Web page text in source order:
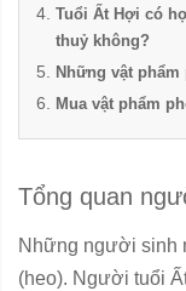
Tuổi Ất Hợi có
thuỷ không?
Những vật
Mua vật phẩm
Tổng quan
Những người sinh
(heo). Người tuổi